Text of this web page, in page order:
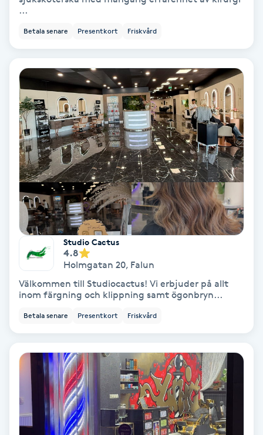
Eyeliner-tatuering
Face framing
Faceliftmassage
Fet hårbotten
Fettreducering
Fibromassage
Fillers
Fransar
Fransborttagning
...
Betala senare Presentkort Friskvård
Studio Cactus
4.8
Holmgatan 20, Falun
Välkommen till Studiocactus! Vi erbjuder på allt
inom färgning och klippning samt ögonbryn...
Betala senare Presentkort Friskvård